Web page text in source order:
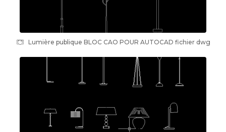
Lumière publique BLOC CAO POUR AUTOCAD fichier dwg